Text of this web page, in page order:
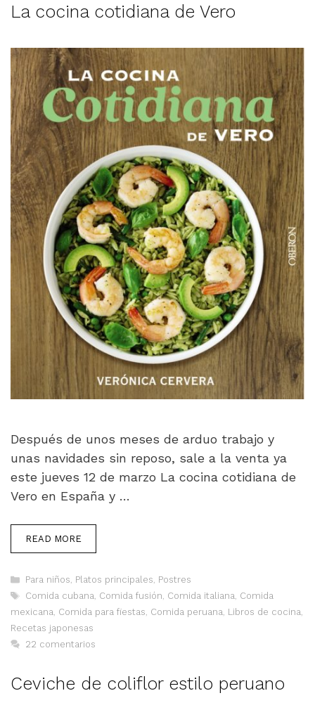
La cocina cotidiana de Vero
Después de unos meses de arduo trabajo y
unas navidades sin reposo, sale a la venta ya
este jueves 12 de marzo La cocina cotidiana de
Vero en España y …
READ MORE
Categorías
Para niños, Platos principales, Postres
Etiquetas
Comida cubana, Comida fusión, Comida italiana, Comida
mexicana, Comida para fiestas, Comida peruana, Libros de cocina,
Recetas japonesas
22 comentarios
Ceviche de coliflor estilo peruano